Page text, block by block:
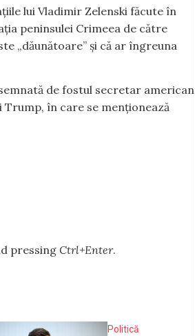
lui Vladimir Zelenski făcute în
peninsulei Crimeea de către
„dăunătoare” și că ar îngreuna
de fostul secretar american
în care se menționează
pressing Ctrl+Enter.
Politică